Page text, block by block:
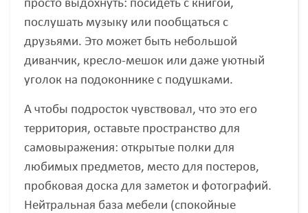
просто выдохнуть: посидеть с книгой,
послушать музыку или пообщаться с
друзьями. Это может быть небольшой
диванчик, кресло-мешок или даже уютный
уголок на подоконнике с подушками.
А чтобы подросток чувствовал, что это его
территория, оставьте пространство для
самовыражения: открытые полки для
любимых предметов, место для постеров,
пробковая доска для заметок и фотографий.
Нейтральная база мебели (спокойные